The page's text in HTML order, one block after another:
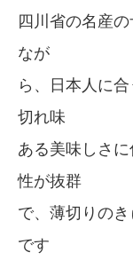
四川省の名産
なが
ら、日本人に
切れ味
ある美味しさ
性が抜群
で、薄切りの
です